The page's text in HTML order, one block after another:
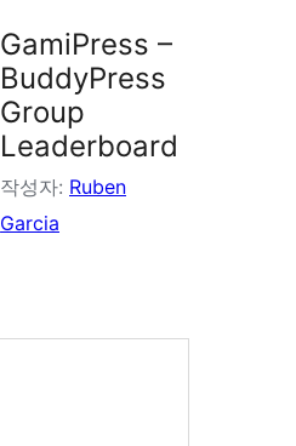
GamiPress –
BuddyPress
Group
Leaderboard
작성자: Ruben
Garcia